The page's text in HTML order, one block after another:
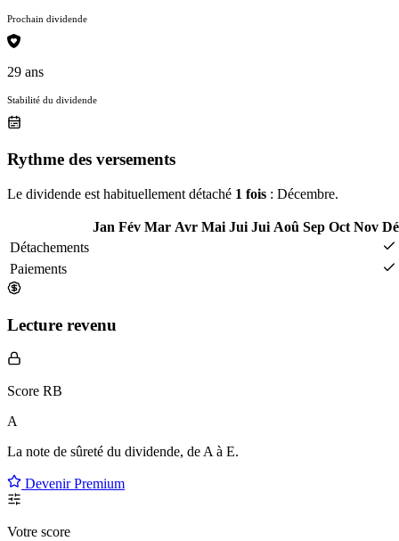
Prochain dividende
29 ans
Stabilité du dividende
Rythme des versements
Le dividende est habituellement détaché 1 fois : Décembre.
Jan Fév Mar Avr Mai Jui Jui Aoû Sep Oct Nov
Détachements
Paiements
Lecture revenu
Score RB
A
La note de sûreté du dividende, de A à E.
Devenir Premium
Votre score